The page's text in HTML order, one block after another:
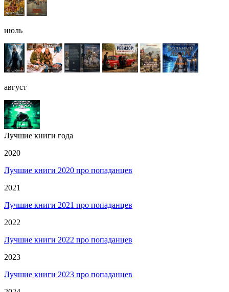
июль
август
Лучшие книги года
2020
Лучшие книги 2020 про попаданцев
2021
Лучшие книги 2021 про попаданцев
2022
Лучшие книги 2022 про попаданцев
2023
Лучшие книги 2023 про попаданцев